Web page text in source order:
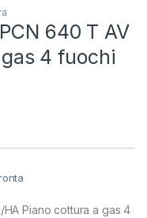
640 T AV
4 fuochi
HA Piano cottura a gas 4